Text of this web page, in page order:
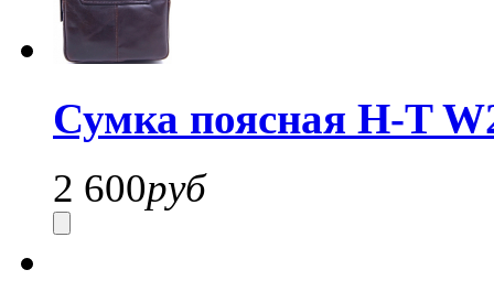
Сумка поясная H-T
2 600руб